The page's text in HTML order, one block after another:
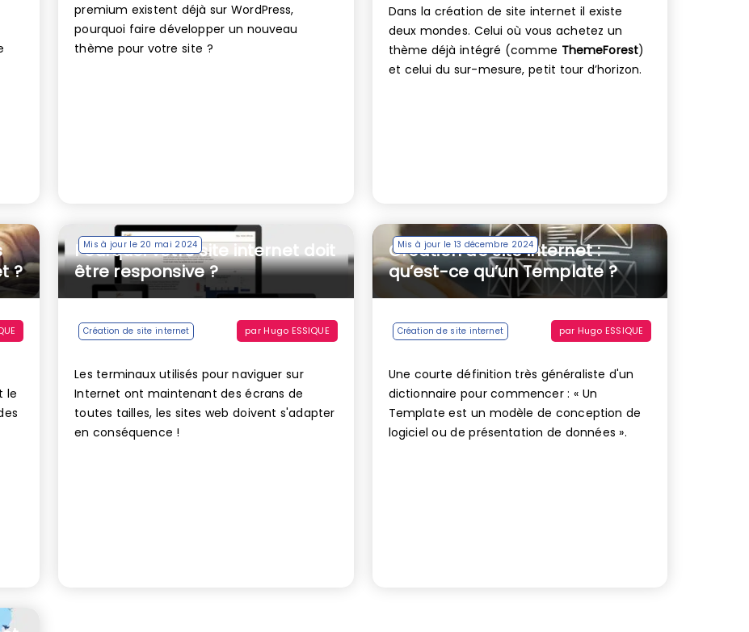
premium existent déjà sur WordPress,
pourquoi faire développer un nouveau
thème pour votre site ?
Dans la création de site internet il existe
deux mondes. Celui où vous achetez un
thème déjà intégré (comme ThemeForest)
et celui du sur-mesure, petit tour d’horizon.
?
le
Mis à jour le 20 mai 2024
Pourquoi votre site internet doit
être responsive ?
Création de site internet par Hugo ESSIQUE
Les terminaux utilisés pour naviguer sur
Internet ont maintenant des écrans de
toutes tailles, les sites web doivent s'adapter
en conséquence !
Mis à jour le 13 décembre 2024
Création de site internet :
qu’est-ce qu’un Template ?
Création de site internet par Hugo ESSIQUE
Une courte définition très généraliste d'un
dictionnaire pour commencer : « Un
Template est un modèle de conception de
logiciel ou de présentation de données ».